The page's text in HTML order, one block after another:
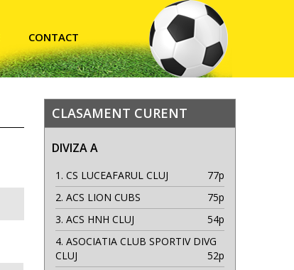
CONTACT
CLASAMENT CURENT
DIVIZA A
1. CS LUCEAFARUL CLUJ
77p
2. ACS LION CUBS
75p
3. ACS HNH CLUJ
54p
4. ASOCIATIA CLUB SPORTIV DIVG
CLUJ
52p